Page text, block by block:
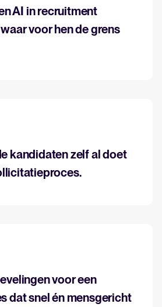
AI in recruitment
voor hen de grens
kandidaten zelf al doet
voor een
dat snel én mensgericht